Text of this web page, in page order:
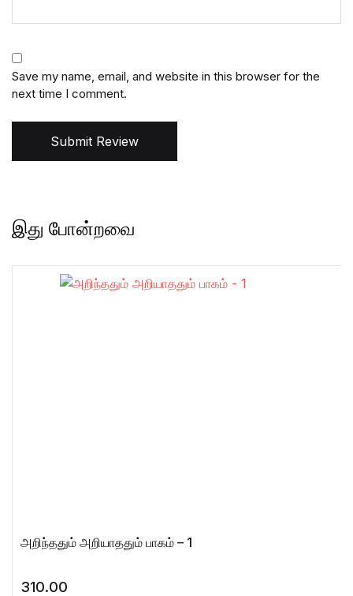
Save my name, email, and website in this browser for the
next time I comment.
Submit Review
இது போன்றவை
அறிந்ததும் அறியாததும் பாகம் – 1
310.00